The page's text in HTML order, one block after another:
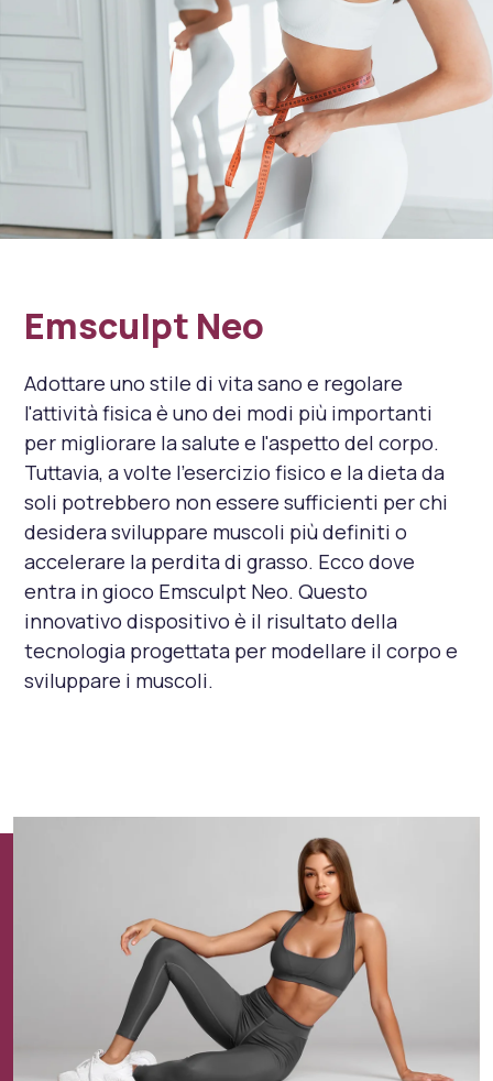
Emsculpt Neo
Adottare uno stile di vita sano e regolare
l'attività fisica è uno dei modi più importanti
per migliorare la salute e l'aspetto del corpo.
Tuttavia, a volte l'esercizio fisico e la dieta da
soli potrebbero non essere sufficienti per chi
desidera sviluppare muscoli più definiti o
accelerare la perdita di grasso. Ecco dove
entra in gioco Emsculpt Neo. Questo
innovativo dispositivo è il risultato della
tecnologia progettata per modellare il corpo e
sviluppare i muscoli.